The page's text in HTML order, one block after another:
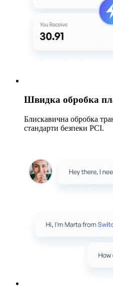
Швидка обробка
Блискавична обробка
стандарти безпеки PCI.